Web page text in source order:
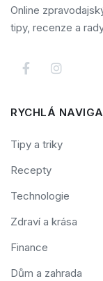
Online
tipy, recenze a
RYCHLÁ
Tipy a triky
Recepty
Technologie
Zdraví a krása
Finance
Dům a zahrada